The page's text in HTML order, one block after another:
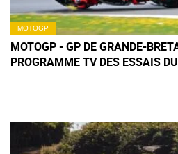
MOTOGP
MOTOGP - GP DE GRANDE-
PROGRAMME TV DES ESSAIS